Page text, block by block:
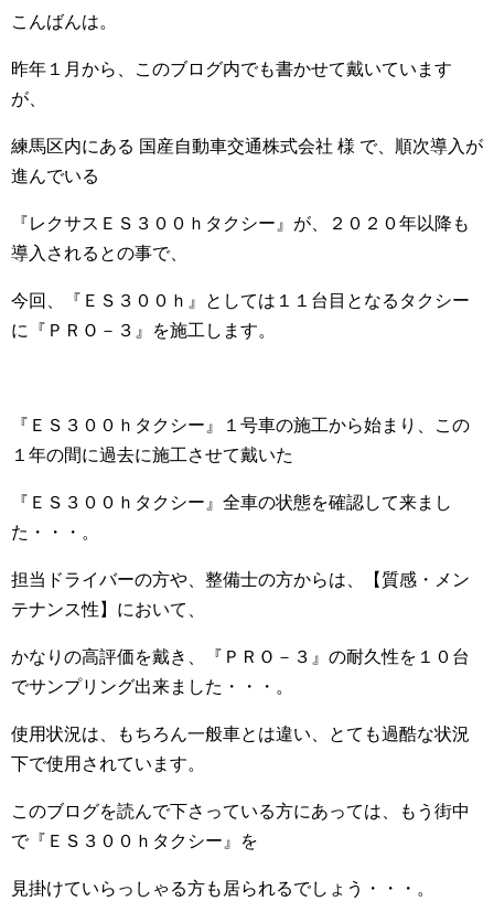
こんばんは。
昨年１月から、このブログ内でも書かせて戴いています
が、
練馬区内にある 国産自動車交通株式会社 様 で、順次導入が
進んでいる
『レクサスＥＳ３００ｈタクシー』が、２０２０年以降も
導入されるとの事で、
今回、『ＥＳ３００ｈ』としては１１台目となるタクシー
に『ＰＲＯ－３』を施工します。
『ＥＳ３００ｈタクシー』１号車の施工から始まり、この
１年の間に過去に施工させて戴いた
『ＥＳ３００ｈタクシー』全車の状態を確認して来まし
た・・・。
担当ドライバーの方や、整備士の方からは、【質感・メン
テナンス性】において、
かなりの高評価を戴き、『ＰＲＯ－３』の耐久性を１０台
でサンプリング出来ました・・・。
使用状況は、もちろん一般車とは違い、とても過酷な状況
下で使用されています。
このブログを読んで下さっている方にあっては、もう街中
で『ＥＳ３００ｈタクシー』を
見掛けていらっしゃる方も居られるでしょう・・・。